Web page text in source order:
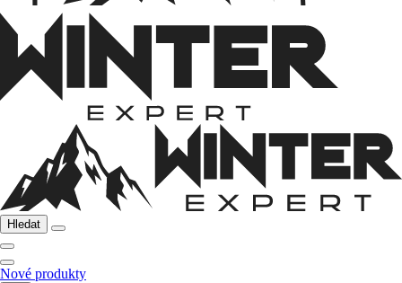
Hledat
Nové produkty